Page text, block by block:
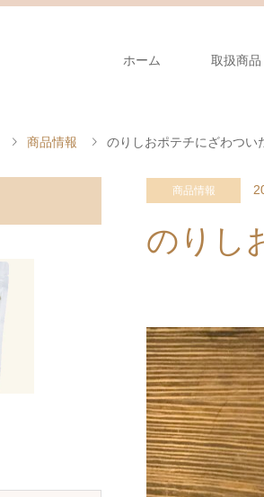
ホーム 取扱商品
商品情報 のりしおポテチにざわつい
商品情報
のりし